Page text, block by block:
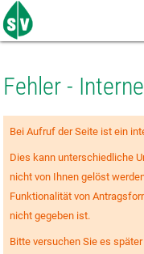
Zum
Seiteninhalt
springen
Fehler -
Bei Aufruf der Seite ist ein
Dies kann unterschiedliche
nicht von Ihnen gelöst
Funktionalität von
nicht gegeben ist.
Bitte versuchen Sie es